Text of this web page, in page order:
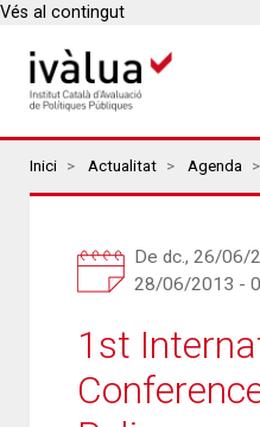
Vés al contingut
Breadcrumbs
Inici Actualitat Agenda
De dc., 26/06/
28/06/2013 -
1st